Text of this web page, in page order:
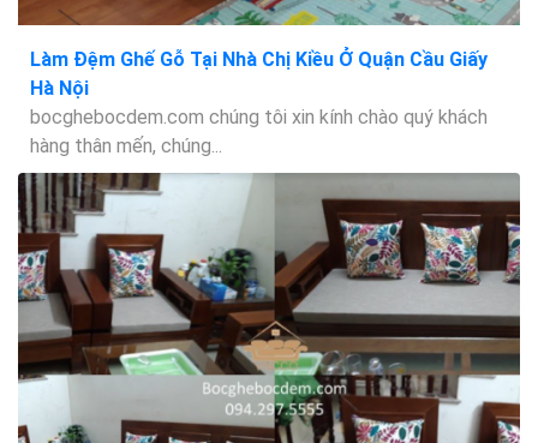
Làm Đệm Ghế Gỗ Tại Nhà Chị Kiều Ở Quận Cầu Giấy
Hà Nội
bocghebocdem.com chúng tôi xin kính chào quý khách
hàng thân mến, chúng...